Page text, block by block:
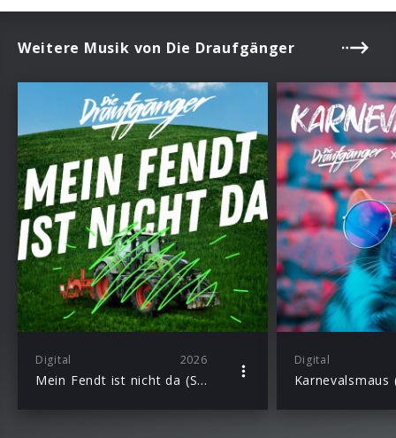
Weitere Musik von Die Draufgänger
Digital 2026
Mein Fendt ist nicht da (Single)
Digital
Karnevalsmaus